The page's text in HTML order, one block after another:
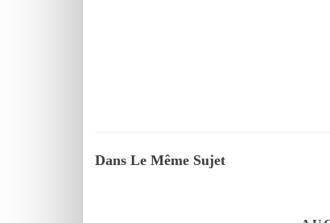
Dans Le Même Sujet